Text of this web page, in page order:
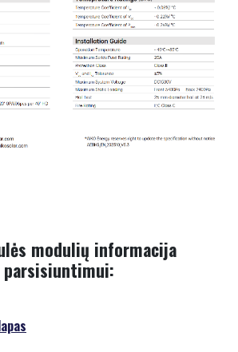
modulių informacija
parsisiuntimui: